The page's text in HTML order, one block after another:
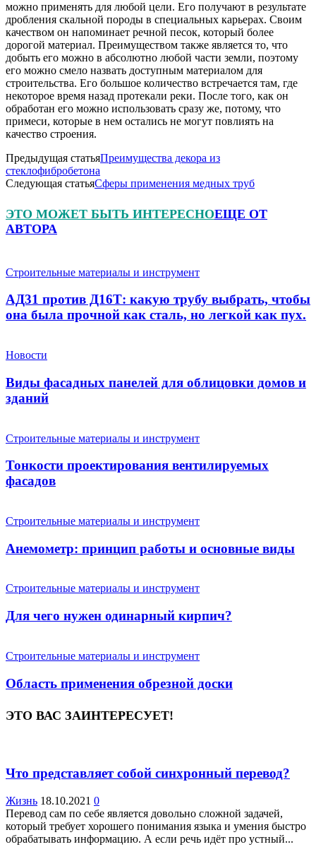
можно применять для любой цели. Его получают в результате
дробления скальной породы в специальных карьерах. Своим
качеством он напоминает речной песок, который более
дорогой материал. Преимуществом также является то, что
добыть его можно в абсолютно любой части земли, поэтому
его можно смело назвать доступным материалом для
строительства. Его большое количество встречается там, где
некоторое время назад протекали реки. После того, как он
обработан его можно использовать сразу же, потому, что
примеси, которые в нем остались не могут повлиять на
качество строения.
Предыдущая статьяПреимущества декора из
стеклофибробетона
Следующая статьяСферы применения медных труб
ЭТО МОЖЕТ БЫТЬ ИНТЕРЕСНОЕЩЕ ОТ
АВТОРА
Строительные материалы и инструмент
АД31 против Д16Т: какую трубу выбрать, чтобы
она была прочной как сталь, но легкой как пух.
Новости
Виды фасадных панелей для облицовки домов и
зданий
Строительные материалы и инструмент
Тонкости проектирования вентилируемых
фасадов
Строительные материалы и инструмент
Анемометр: принцип работы и основные виды
Строительные материалы и инструмент
Для чего нужен одинарный кирпич?
Строительные материалы и инструмент
Область применения обрезной доски
ЭТО ВАС ЗАИНТЕРЕСУЕТ!
Что представляет собой синхронный перевод?
Жизнь 18.10.2021 0
Перевод сам по себе является довольно сложной задачей,
который требует хорошего понимания языка и умения быстро
обрабатывать информацию. А если речь идёт про устный...